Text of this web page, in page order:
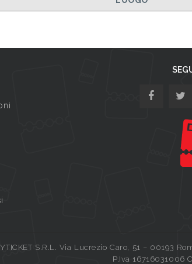
S.R.L. Via Lucrezio Caro, 51 – 00193
P.Iva 16716031006